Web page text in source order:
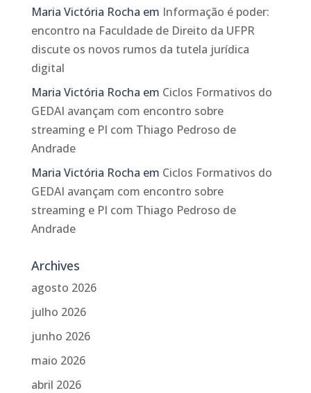
Maria Victória Rocha em Informação é poder:
encontro na Faculdade de Direito da UFPR
discute os novos rumos da tutela jurídica
digital
Maria Victória Rocha em Ciclos Formativos do
GEDAI avançam com encontro sobre
streaming e PI com Thiago Pedroso de
Andrade
Maria Victória Rocha em Ciclos Formativos do
GEDAI avançam com encontro sobre
streaming e PI com Thiago Pedroso de
Andrade
Archives
agosto 2026
julho 2026
junho 2026
maio 2026
abril 2026